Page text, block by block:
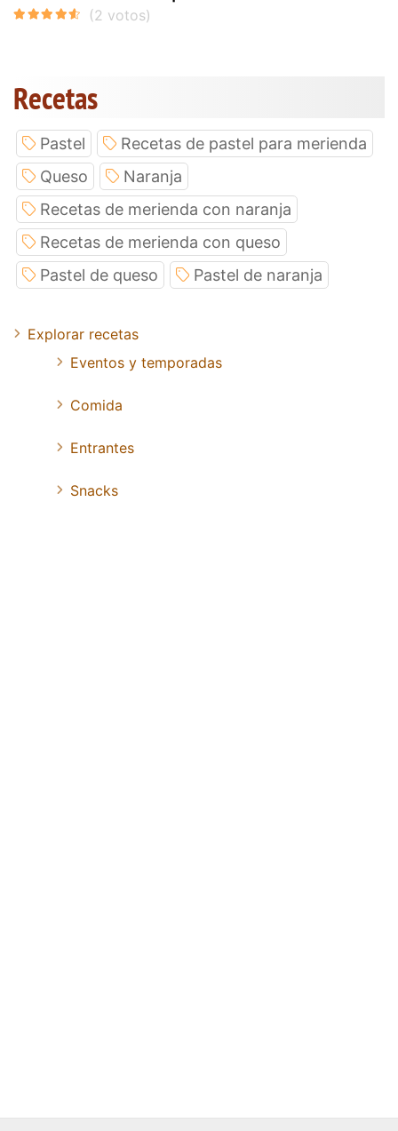
Recetas
Pastel
Recetas de pastel para merienda
Queso
Naranja
Recetas de merienda con naranja
Recetas de merienda con queso
Pastel de queso
Pastel de naranja
Explorar recetas
Eventos y temporadas
Comida
Entrantes
Snacks